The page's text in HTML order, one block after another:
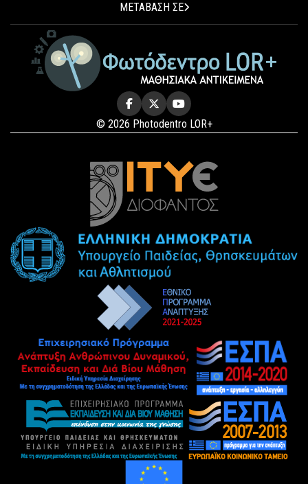
ΜΕΤΑΒΑΣΗ ΣΕ
© 2026 Photodentro LOR+